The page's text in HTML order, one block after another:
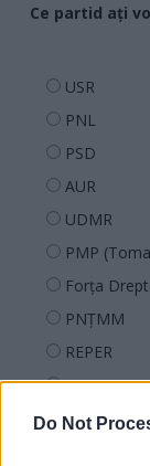
Do Not
Ce partid ați
USR
PNL
PSD
AUR
UDMR
PMP
Forța
PNȚMM
REPER
SENS
SOS